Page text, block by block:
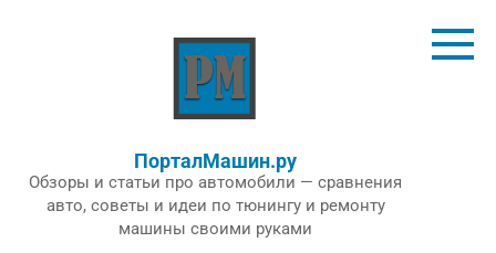
ПорталМашин.ру
Обзоры и статьи про автомобили — сравнения
авто, советы и идеи по тюнингу и ремонту
машины своими руками